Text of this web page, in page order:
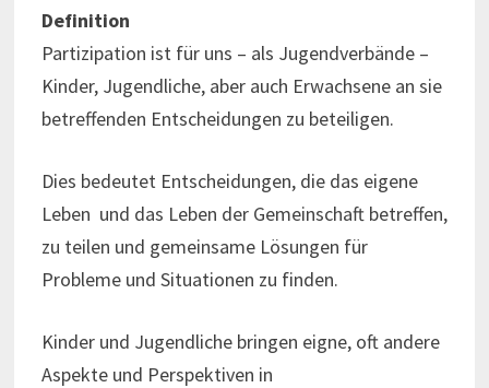
Definition
Partizipation ist für uns – als Jugendverbände –
Kinder, Jugendliche, aber auch Erwachsene an sie
betreffenden Entscheidungen zu beteiligen.
Dies bedeutet Entscheidungen, die das eigene
Leben und das Leben der Gemeinschaft betreffen,
zu teilen und gemeinsame Lösungen für
Probleme und Situationen zu finden.
Kinder und Jugendliche bringen eigne, oft andere
Aspekte und Perspektiven in